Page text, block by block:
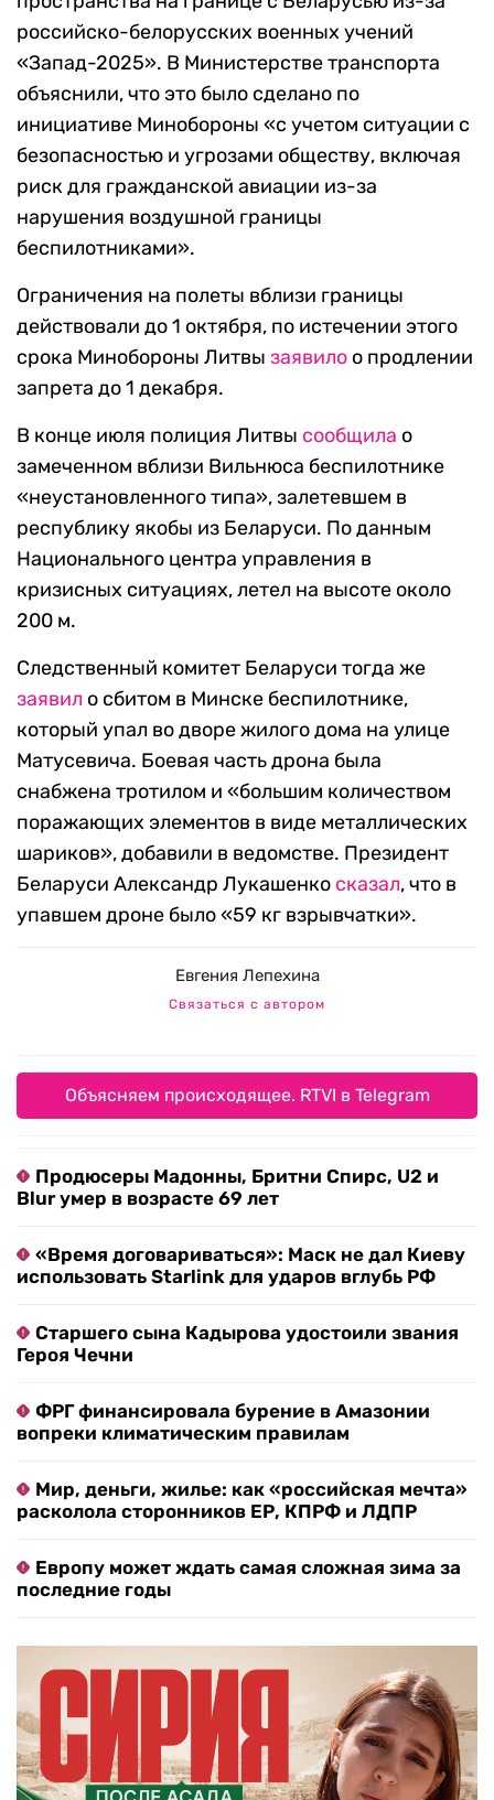
российско-белорусских военных учений
«Запад-2025». В Министерстве транспорта
объяснили, что это было сделано по
инициативе Минобороны «с учетом ситуации с
безопасностью и угрозами обществу, включая
риск для гражданской авиации из-за
нарушения воздушной границы
беспилотниками».
Ограничения на полеты вблизи границы
действовали до 1 октября, по истечении этого
срока Минобороны Литвы заявило о продлении
запрета до 1 декабря.
В конце июля полиция Литвы сообщила о
замеченном вблизи Вильнюса беспилотнике
«неустановленного типа», залетевшем в
республику якобы из Беларуси. По данным
Национального центра управления в
кризисных ситуациях, летел на высоте около
200 м.
Следственный комитет Беларуси тогда же
заявил о сбитом в Минске беспилотнике,
который упал во дворе жилого дома на улице
Матусевича. Боевая часть дрона была
снабжена тротилом и «большим количеством
поражающих элементов в виде металлических
шариков», добавили в ведомстве. Президент
Беларуси Александр Лукашенко сказал, что в
упавшем дроне было «59 кг взрывчатки».
Евгения Лепехина
Связаться с автором
Объясняем происходящее. RTVI в Telegram
Продюсеры Мадонны, Бритни Спирс, U2 и
Blur умер в возрасте 69 лет
«Время договариваться»: Маск не дал Киеву
использовать Starlink для ударов вглубь РФ
Старшего сына Кадырова удостоили звания
Героя Чечни
ФРГ финансировала бурение в Амазонии
вопреки климатическим правилам
Мир, деньги, жилье: как «российская мечта»
расколола сторонников ЕР, КПРФ и ЛДПР
Европу может ждать самая сложная зима за
последние годы